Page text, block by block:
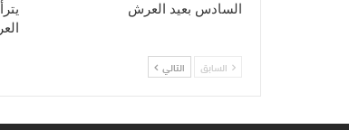
السادس بعيد العرش
السابق التالي